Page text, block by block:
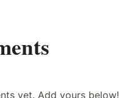
yet. Add yours below!